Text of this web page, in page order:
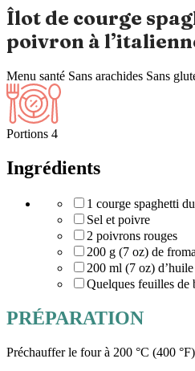
Îlot de courge
poivron à
Menu santé Sans arachides Sans
Portions 4
Ingrédients
1 courge spaghetti
Sel et poivre
2 poivrons rouges
200 g (7 oz) de
200 ml (7 oz)
Quelques feuilles de
PRÉPARATION
Préchauffer le four à 200 °C (400